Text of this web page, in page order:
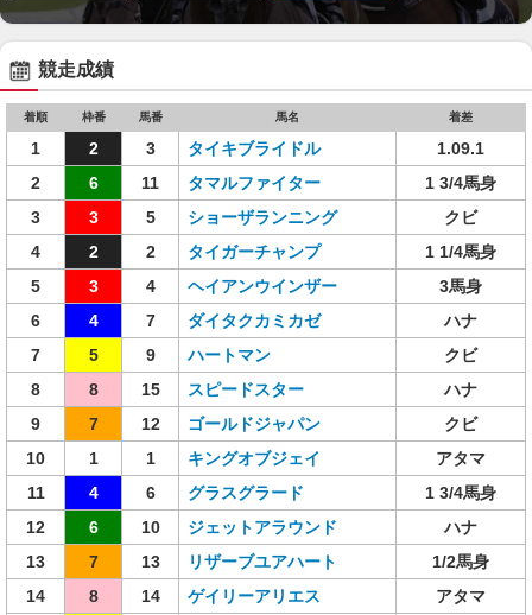
競走成績
着順 枠番 馬番 馬名 着差
1 2 3 タイキブライドル
1.09.1
2
6 11 タマルファイター
1 3/4馬身
3
3 5 ショーザランニング
クビ
4
2 2 タイガーチャンプ
1 1/4馬身
5
3 4 ヘイアンウインザー
3馬身
6
4 7 ダイタクカミカゼ
ハナ
7
5 9 ハートマン
クビ
8
8 15 スピードスター
ハナ
9
7 12 ゴールドジャパン
クビ
10
1 1 キングオブジェイ
アタマ
11
4 6 グラスグラード
1 3/4馬身
12
6 10 ジェットアラウンド
ハナ
13
7 13 リザーブユアハート
1/2馬身
14
8 14 ゲイリーアリエス
アタマ